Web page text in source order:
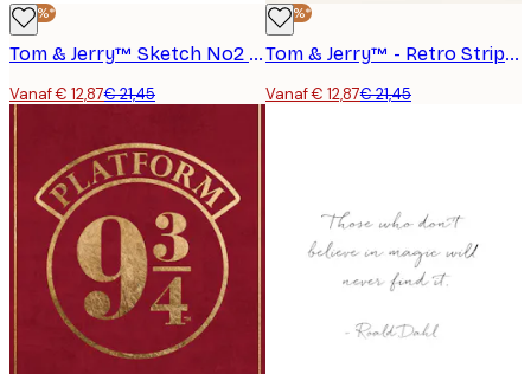
-40%*
Tom & Jerry™ Sketch No2 Poster
Vanaf € 12,87€ 21,45
-40%*
Tom & Jerry™ - Retro Strip Poster
Vanaf € 12,87€ 21,45